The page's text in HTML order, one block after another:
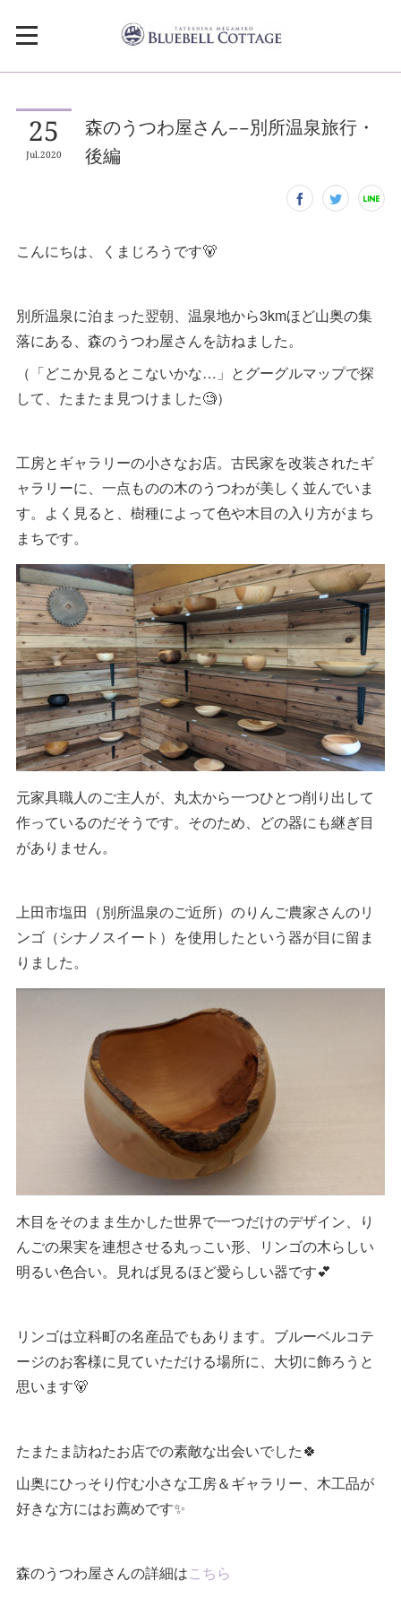
25
Jul 2020
森のうつわ屋さん−−別所温泉旅行・
後編
こんにちは、くまじろうです🐻
別所温泉に泊まった翌朝、温泉地から3kmほど山奥の集
落にある、森のうつわ屋さんを訪ねました。
（「どこか見るとこないかな…」とグーグルマップで探
して、たまたま見つけました🧐）
工房とギャラリーの小さなお店。古民家を改装されたギ
ャラリーに、一点ものの木のうつわが美しく並んでいま
す。よく見ると、樹種によって色や木目の入り方がまち
まちです。
元家具職人のご主人が、丸太から一つひとつ削り出して
作っているのだそうです。そのため、どの器にも継ぎ目
がありません。
上田市塩田（別所温泉のご近所）のりんご農家さんのリ
ンゴ（シナノスイート）を使用したという器が目に留ま
りました。
木目をそのまま生かした世界で一つだけのデザイン、り
んごの果実を連想させる丸っこい形、リンゴの木らしい
明るい色合い。見れば見るほど愛らしい器です💕
リンゴは立科町の名産品でもあります。ブルーベルコテ
ージのお客様に見ていただける場所に、大切に飾ろうと
思います🐻
たまたま訪ねたお店での素敵な出会いでした🍀
山奥にひっそり佇む小さな工房＆ギャラリー、木工品が
好きな方にはお薦めです✨
森のうつわ屋さんの詳細はこちら